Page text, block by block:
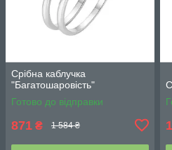
Срібна каблучка
"Багатошаровість"
Готово до відправки
871 ₴ 1 584 ₴